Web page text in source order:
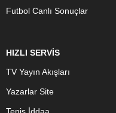
Futbol Canlı Sonuçlar
HIZLI SERVİS
TV Yayın Akışları
Yazarlar Site